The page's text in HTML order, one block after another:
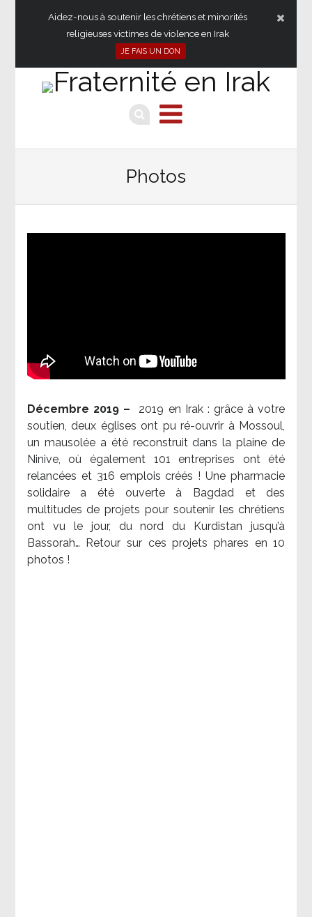
Aidez-nous à soutenir les chrétiens et minorités
religieuses victimes de violence en Irak
JE FAIS UN DON
Photos
Décembre 2019 – 2019 en Irak : grâce à votre
soutien, deux églises ont pu ré-ouvrir à Mossoul,
un mausolée a été reconstruit dans la plaine de
Ninive, où également 101 entreprises ont été
relancées et 316 emplois créés ! Une pharmacie
solidaire a été ouverte à Bagdad et des
multitudes de projets pour soutenir les chrétiens
ont vu le jour, du nord du Kurdistan jusqu’à
Bassorah… Retour sur ces projets phares en 10
photos !